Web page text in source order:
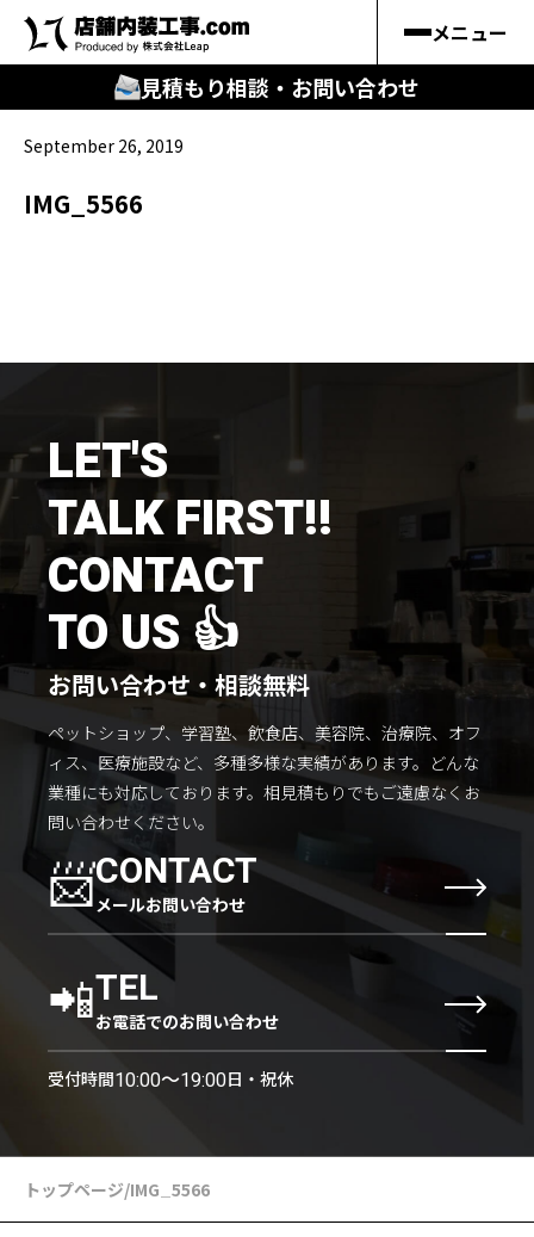
メニュー
見積もり相談・お問い合わせ
︎探す
キーワードから
知る
はじめての方
店舗内装工事.comの強み
施工までの流れ
コラムを読む
お客様のこえ
採用情報 会社概要
September 26, 2019
IMG_5566
LET'S
TALK FIRST!!
CONTACT
TO US 👍
お問い合わせ・相談無料
ペットショップ、学習塾、飲食店、美容院、治療院、オフ
ィス、医療施設など、多種多様な実績があります。 どんな
業種にも対応しております。 相見積もりでもご遠慮なくお
問い合わせください。
📨CONTACT
メールお問い合わせ
📲TEL
お電話でのお問い合わせ
受付時間10:00〜19:00日・祝休
トップページ/IMG_5566